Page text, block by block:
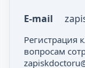
E-mail
Регистрация
вопросам